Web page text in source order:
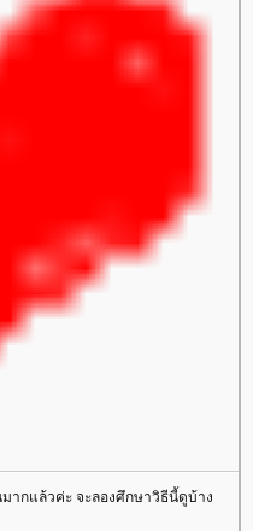
ากแล้วค่ะ จะลองศึกษาวิธีนี้ดูบ้าง